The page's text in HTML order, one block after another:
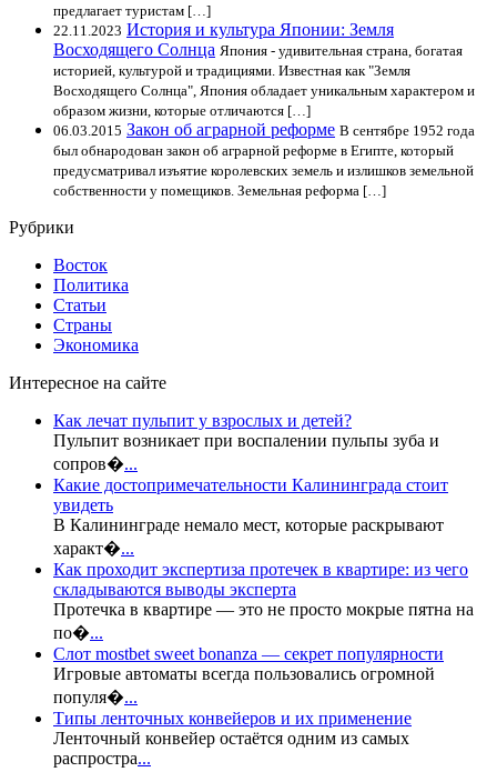
предлагает туристам […]
22.11.2023 История и культура Японии: Земля
Восходящего Солнца Япония - удивительная страна, богатая
историей, культурой и традициями. Известная как "Земля
Восходящего Солнца", Япония обладает уникальным характером и
образом жизни, которые отличаются […]
06.03.2015 Закон об аграрной реформе В сентябре 1952 года
был обнародован закон об аграрной реформе в Египте, который
предусматривал изъятие королевских земель и излишков земельной
собственности у помещиков. Земельная реформа […]
Рубрики
Восток
Политика
Статьи
Страны
Экономика
Интересное на сайте
Как лечат пульпит у взрослых и детей?
Пульпит возникает при воспалении пульпы зуба и
сопров�...
Какие достопримечательности Калининграда стоит
увидеть
В Калининграде немало мест, которые раскрывают
характ�...
Как проходит экспертиза протечек в квартире: из чего
складываются выводы эксперта
Протечка в квартире — это не просто мокрые пятна на
по�...
Слот mostbet sweet bonanza — секрет популярности
Игровые автоматы всегда пользовались огромной
популя�...
Типы ленточных конвейеров и их применение
Ленточный конвейер остаётся одним из самых
распростра...